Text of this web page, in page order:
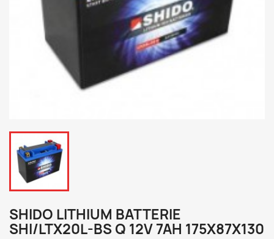
SHIDO LITHIUM BATTERIE
SHI/LTX20L-BS Q 12V 7AH 175X87X130